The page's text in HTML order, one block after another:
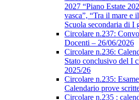
2027 “Piano Estate
vasca”, “Tra il mare e
Scuola secondaria di I
Circolare n.237:
Docenti – 26/06/2026
Circolare n.236:
Stato conclusivo del I
2025/26
Circolare n.235:
Calendario prove
Circolare n.235 :